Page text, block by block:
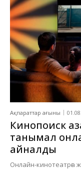
Ақпараттар ағыны
Кинопоиск
танымал
айналды
Онлайн-кинотеатрға